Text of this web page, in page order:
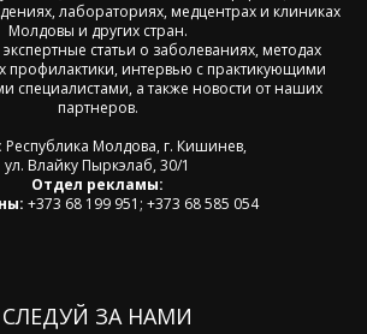
лабораториях, медцентрах и клиниках
Молдовы и других стран.
статьи о заболеваниях, методах
профилактики, интервью с практикующими
специалистами, а также новости от наших
партнеров.
Республика Молдова, г. Кишинев,
ул. Влайку Пыркэлаб, 30/1
Отдел рекламы:
+373 68 199 951; +373 68 585 054
СЛЕДУЙ ЗА НАМИ